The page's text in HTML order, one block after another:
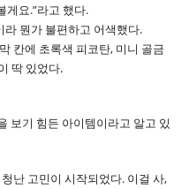
게요.”라고 했다.
뭔가 불편하고 어색했다.
칸에 초록색 피코탄, 미니 골금
딱 있었다.
보기 힘든 아이템이라고 알고 있
난 고민이 시작되었다. 이걸 사,